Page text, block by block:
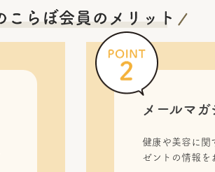
メールマガ
健康や美容に関
ゼントの情報を